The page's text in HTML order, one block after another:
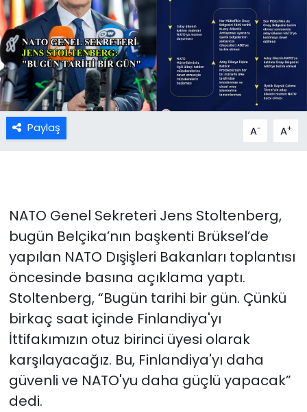
Paylaş A- A+
NATO Genel Sekreteri Jens Stoltenberg,
bugün Belçika’nın başkenti Brüksel’de
yapılan NATO Dışişleri Bakanları toplantısı
öncesinde basına açıklama yaptı.
Stoltenberg, “Bugün tarihi bir gün. Çünkü
birkaç saat içinde Finlandiya'yı
İttifakımızın otuz birinci üyesi olarak
karşılayacağız. Bu, Finlandiya'yı daha
güvenli ve NATO'yu daha güçlü yapacak”
dedi.